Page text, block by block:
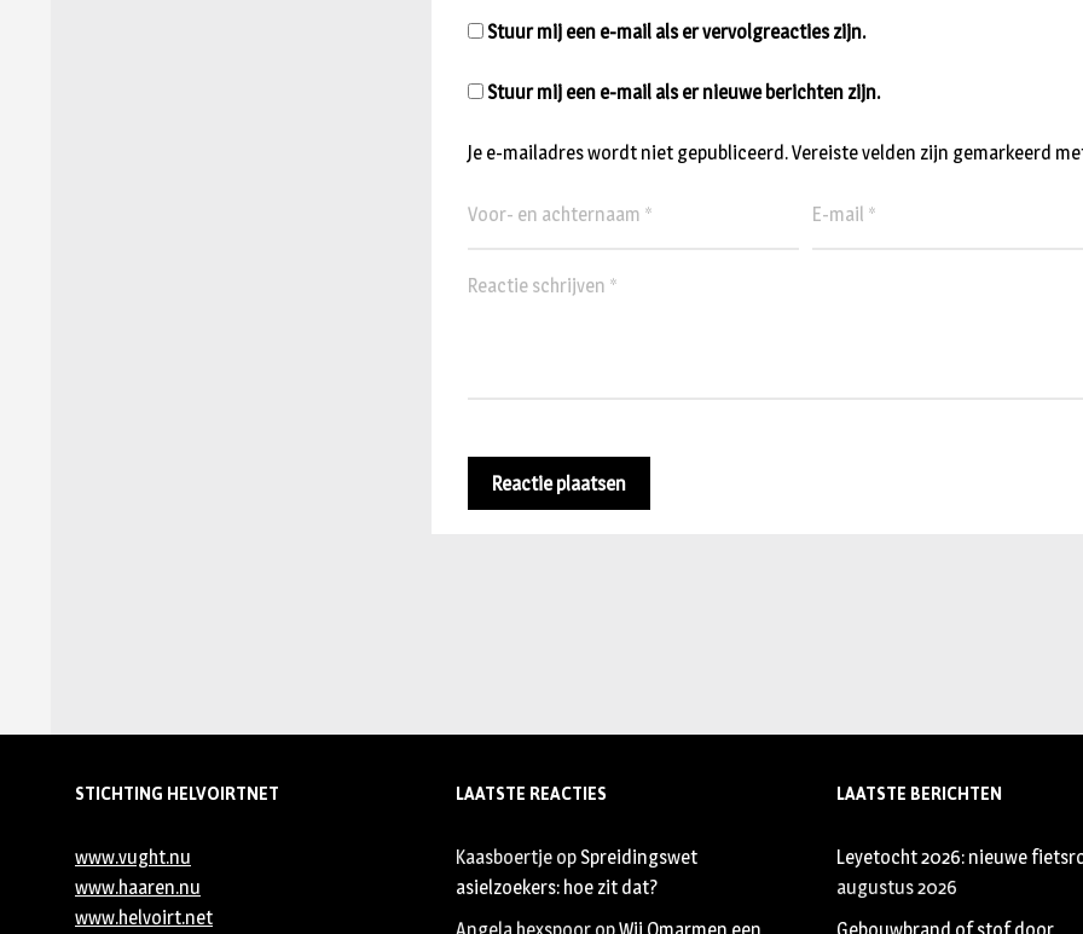
Je e-mailadres wordt niet gepubliceerd.Vereiste velden zijn gemarkeerd
Stuur mij een e-mail als er vervolgreacties zijn.
Stuur mij een e-mail als er nieuwe berichten zijn.
STICHTING HELVOIRTNET
www.vught.nu
www.haaren.nu
www.helvoirt.net
LAATSTE REACTIES
Kaasboertje op Spreidingswet
asielzoekers: hoe zit dat?
LAATSTE BERICHTEN
Leyetocht 2026: nieuwe
augustus 2026